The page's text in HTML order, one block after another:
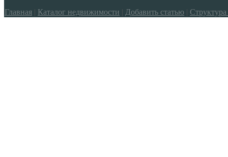
Главная | Каталог недвижимости | Добавить статью | Структура